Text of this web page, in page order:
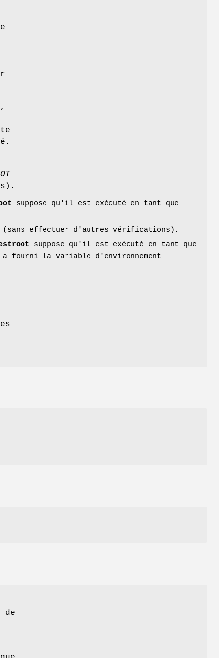
,
suppose qu'il est exécuté en tant que
(sans effectuer d'autres vérifications).
suppose qu'il est exécuté en tant que
fourni la variable d'environnement
de